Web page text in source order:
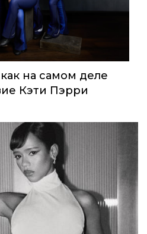
на самом деле
Кэти Пэрри